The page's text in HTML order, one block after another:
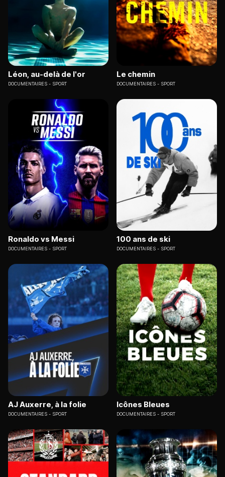
Léon, au-delà de l'or
DOCUMENTAIRES SPORT
Le chemin
DOCUMENTAIRES SPORT
Ronaldo vs Messi
DOCUMENTAIRES SPORT
100 ans de ski
DOCUMENTAIRES SPORT
AJ Auxerre, à la folie
DOCUMENTAIRES SPORT
Icônes Bleues
DOCUMENTAIRES SPORT